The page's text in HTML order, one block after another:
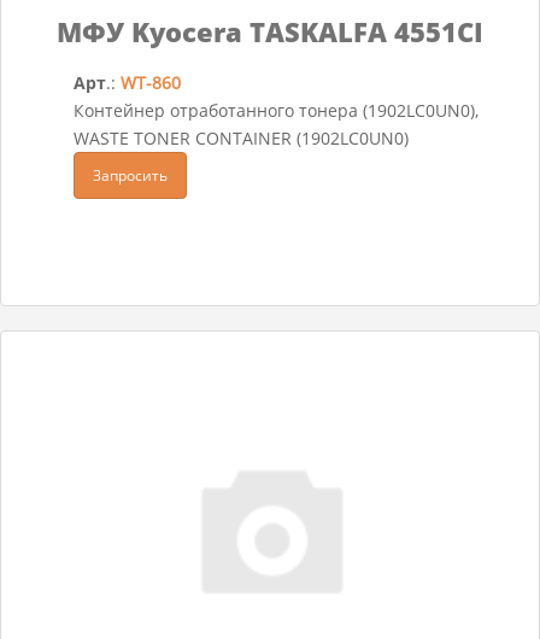
МФУ Kyocera TASKALFA 4551CI
Арт.: WT-860
Контейнер отработанного тонера (1902LC0UN0),
WASTE TONER CONTAINER (1902LC0UN0)
Запросить